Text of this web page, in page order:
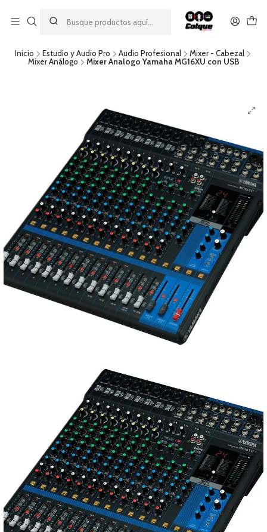
descuento por pago con transferencia bancaria
por una compra mínima de $49.990. Este descuento no es
acumulable a otras promociones ni aplicable a gastos de envío.
Inicio Estudio y Audio Pro Audio Profesional
Mixer - Cabezal
Mixer Análogo
Mixer Analogo Yamaha MG16XU con USB